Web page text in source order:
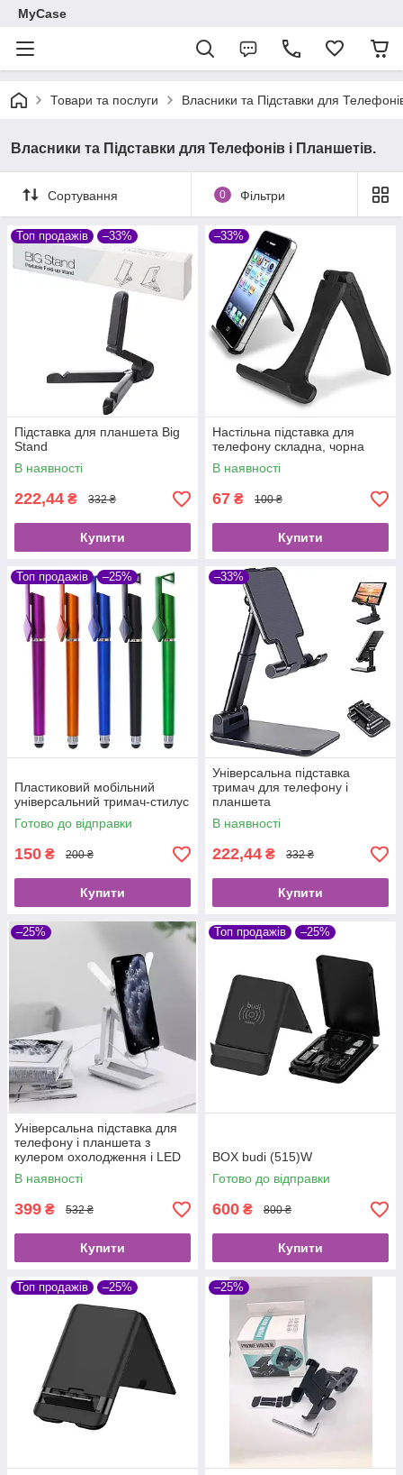
MyCase
Товари та послуги Власники та Підставки для
Власники та Підставки для Телефонів і Планшетів.
Сортування 0 Фільтри
Топ продажів –33%
Підставка для планшета Big
Stand
В наявності
222,44 ₴ 332 ₴
Купити
–33%
Настільна підставка для
телефону складна, чорна
В наявності
67 ₴ 100 ₴
Купити
Топ продажів –25%
Пластиковий мобільний
універсальний тримач-стилус
Готово до відправки
150 ₴ 200 ₴
Купити
–33%
Універсальна підставка
тримач для телефону і
планшета
В наявності
222,44 ₴ 332 ₴
Купити
–25%
Універсальна підставка для
телефону і планшета з
кулером охолодження і LED
підсвічуванням
В наявності
399 ₴ 532 ₴
Купити
Топ продажів –25%
BOX budi (515)W
Готово до відправки
600 ₴ 800 ₴
Купити
Топ продажів –25% –25%